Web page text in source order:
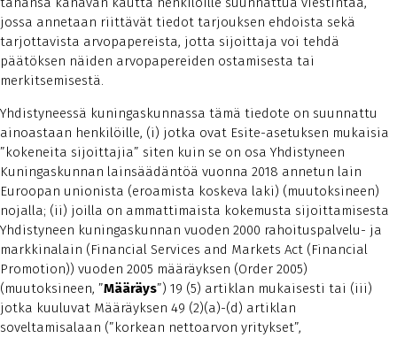
jossa annetaan riittävät tiedot tarjouksen ehdoista sekä
tarjottavista arvopapereista, jotta sijoittaja voi tehdä
päätöksen näiden arvopapereiden ostamisesta tai
merkitsemisestä.
Yhdistyneessä kuningaskunnassa tämä tiedote on suunnattu
ainoastaan henkilöille, (i) jotka ovat Esite-asetuksen mukaisia
”kokeneita sijoittajia” siten kuin se on osa Yhdistyneen
Kuningaskunnan lainsäädäntöä vuonna 2018 annetun lain
Euroopan unionista (eroamista koskeva laki) (muutoksineen)
nojalla; (ii) joilla on ammattimaista kokemusta sijoittamisesta
Yhdistyneen kuningaskunnan vuoden 2000 rahoituspalvelu- ja
markkinalain (Financial Services and Markets Act (Financial
Promotion)) vuoden 2005 määräyksen (Order 2005)
(muutoksineen, ”Määräys”) 19 (5) artiklan mukaisesti tai (iii)
jotka kuuluvat Määräyksen 49 (2)(a)-(d) artiklan
soveltamisalaan (”korkean nettoarvon yritykset”,